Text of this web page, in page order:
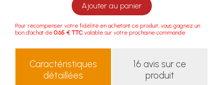
Ajouter au panier
Pour récompenser votre fidélité en achetant ce produit, vous gagnez un
bon d'achat de 0.65 € TTC valable sur votre prochaine commande.
Caractéristiques
détaillées
16 avis sur ce
produit